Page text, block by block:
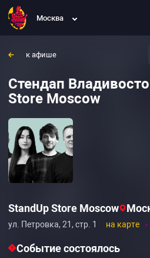
Москва
к афише
Стендап
Store Moscow
StandUp Store Moscow
ул. Петровка, 21, стр. 1 на карте
Событие состоялось